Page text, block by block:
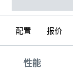
配置 报价
性能